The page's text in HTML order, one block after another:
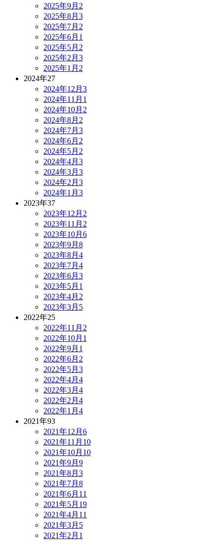
2025年9月 2
2025年8月 3
2025年7月 2
2025年6月 1
2025年5月 2
2025年2月 3
2025年1月 2
2024年27
2024年12月 3
2024年11月 1
2024年10月 2
2024年8月 2
2024年7月 3
2024年6月 2
2024年5月 2
2024年4月 3
2024年3月 3
2024年2月 3
2024年1月 3
2023年37
2023年12月 2
2023年11月 2
2023年10月 6
2023年9月 8
2023年8月 4
2023年7月 4
2023年6月 3
2023年5月 1
2023年4月 2
2023年3月 5
2022年25
2022年11月 2
2022年10月 1
2022年9月 1
2022年6月 2
2022年5月 3
2022年4月 4
2022年3月 4
2022年2月 4
2022年1月 4
2021年93
2021年12月 6
2021年11月 10
2021年10月 10
2021年9月 9
2021年8月 3
2021年7月 8
2021年6月 11
2021年5月 19
2021年4月 11
2021年3月 5
2021年2月 1